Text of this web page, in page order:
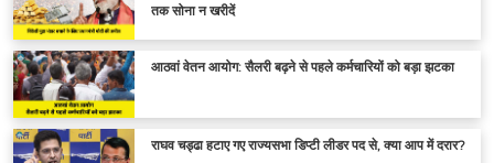
तक सोना न खरीदें
आठवां वेतन आयोग: सैलरी बढ़ने से पहले कर्मचारियों को बड़ा झटका
राघव चड्ढा हटाए गए राज्यसभा डिप्टी लीडर पद से, क्या आप में दरार?